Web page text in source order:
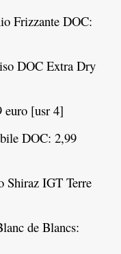
Frizzante DOC:
DOC Extra Dry
euro [usr 4]
DOC: 2,99
Shiraz IGT Terre
de Blancs: